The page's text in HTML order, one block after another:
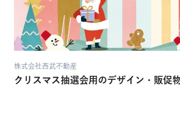
株式会社西武不動産
クリスマス抽選会用のデザイン・販促